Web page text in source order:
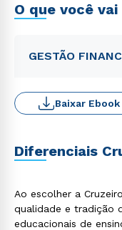
O que você
GESTÃO
Baixar Ebook
Diferenciais
Ao escolher a
qualidade e tradição
educacionais de